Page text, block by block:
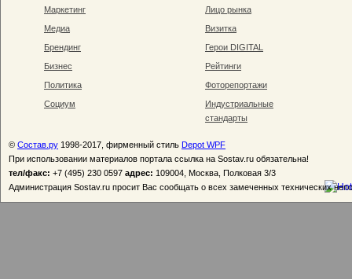
Маркетинг
Медиа
Брендинг
Бизнес
Политика
Социум
Лицо рынка
Визитка
Герои DIGITAL
Рейтинги
Фоторепортажи
Индустриальные
стандарты
© Состав.ру 1998-2017, фирменный стиль Depot WPF
При использовании материалов портала ссылка на Sostav.ru обязательна!
тел/факс: +7 (495) 230 0597 адрес: 109004, Москва, Полковая 3/3
Администрация Sostav.ru просит Вас сообщать о всех замеченных технических